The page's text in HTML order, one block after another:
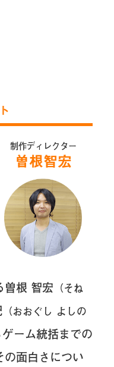
制作ディレクター
曽根智宏
曽根 智宏 （そね
（おおぐし よしの
ーム統括までの
面白さについ